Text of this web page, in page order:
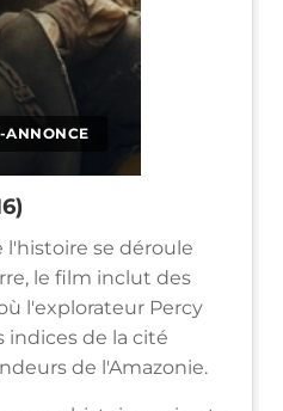
ANNONCE
l'histoire se déroule
le film inclut des
l'explorateur Percy
indices de la cité
de l'Amazonie.